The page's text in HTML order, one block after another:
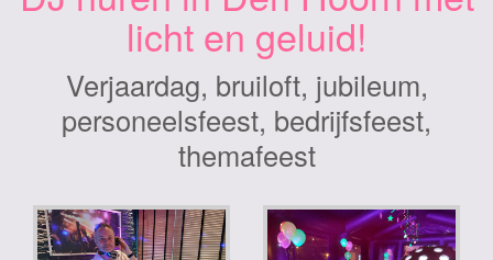
licht en geluid!
Verjaardag, bruiloft, jubileum,
personeelsfeest, bedrijfsfeest,
themafeest